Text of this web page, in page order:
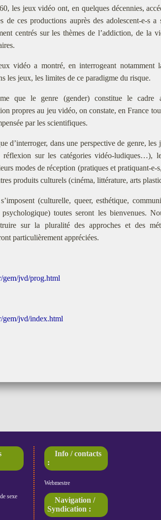
les jeux vidéo ont, en quelques décennies,
de ces productions auprès des adolescent-e-s
centrés sur les thèmes de l’addiction, de la
vidéo a montré, en interrogeant notamment
les jeux, les limites de ce paradigme du risque.
que le genre (gender) constitue le cadre
propres au jeu vidéo, on constate, en France
par les scientifiques.
d’interroger, dans une perspective de genre, les
réflexion sur les catégories vidéo-ludiques…),
modes de réception (pratiques et pratiquant-e-
produits culturels (cinéma, littérature, arts
(culturelle, queer, esthétique,
toutes seront les bienvenues.
sur la pluralité des approches et des
particulièrement appréciées.
jvd/prog.html
jvd/index.html
sexe
Info / contacts
:
Webmestre
Navigation /
Syndication :